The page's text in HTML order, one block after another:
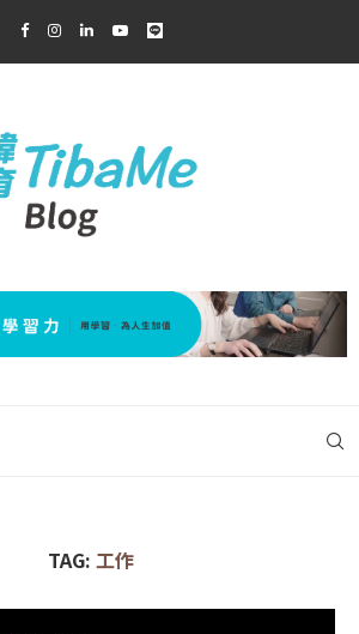
TAG: 工作